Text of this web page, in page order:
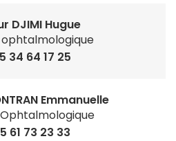
DJIMI Hugue
34 64 17 25
Emmanuelle
61 73 23 33